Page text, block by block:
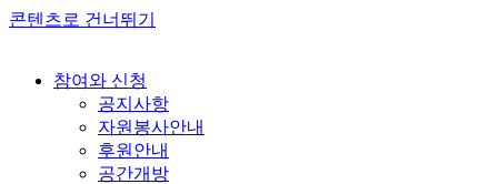
콘텐츠로 건너뛰기
참여와 신청
공지사항
자원봉사안내
후원안내
공간개방